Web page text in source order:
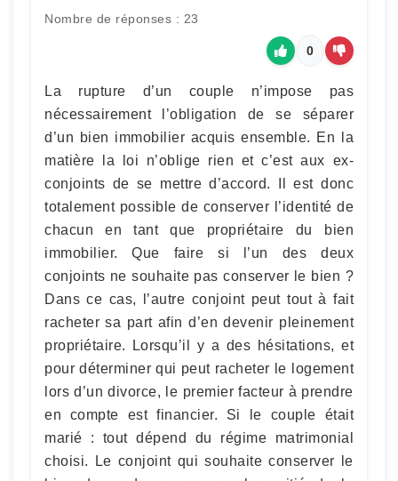
Nombre de réponses : 23
0
La rupture d’un couple n’impose pas
nécessairement l’obligation de se séparer
d’un bien immobilier acquis ensemble. En la
matière la loi n’oblige rien et c’est aux ex-
conjoints de se mettre d’accord. Il est donc
totalement possible de conserver l’identité de
chacun en tant que propriétaire du bien
immobilier. Que faire si l’un des deux
conjoints ne souhaite pas conserver le bien ?
Dans ce cas, l’autre conjoint peut tout à fait
racheter sa part afin d’en devenir pleinement
propriétaire. Lorsqu’il y a des hésitations, et
pour déterminer qui peut racheter le logement
lors d’un divorce, le premier facteur à prendre
en compte est financier. Si le couple était
marié : tout dépend du régime matrimonial
choisi. Le conjoint qui souhaite conserver le